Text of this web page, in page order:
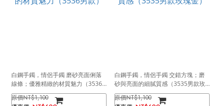
白鋼手鐲，情侶手鐲 磨砂亮面俐落
線條；優雅精緻的材質魅力（3536
男款）
NT$1,100
白鋼手鐲，情侶手鐲 交錯方塊；磨
砂與亮面的細膩質感（3535男款玫
瑰金）
NT$1,100